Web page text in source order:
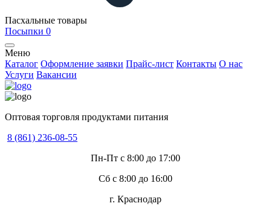
Пасхальные товары
Посыпки 0
Меню
Каталог Оформление заявки Прайс-лист Контакты О нас
Услуги Вакансии
Оптовая торговля продуктами питания
8 (861) 236-08-55
Пн-Пт с 8:00 до 17:00
Сб с 8:00 до 16:00
г. Краснодар